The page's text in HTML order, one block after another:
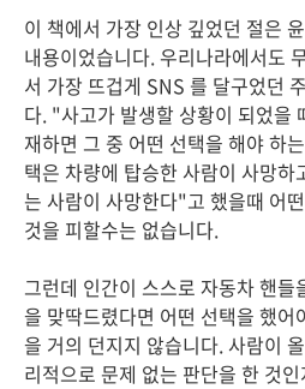
이 책에서 가장 인상 깊었던 절은
내용이었습니다. 우리나라에서도
서 가장 뜨겁게 SNS 를 달구었던
다. "사고가 발생할 상황이 되었을
재하면 그 중 어떤 선택을 해야 하
택은 차량에 탑승한 사람이 사망하
는 사람이 사망한다"고 했을때 어
것을 피할수는 없습니다.
그런데 인간이 스스로 자동차 핸들
을 맞딱드렸다면 어떤 선택을 했어
을 거의 던지지 않습니다. 사람이
리적으로 문제 없는 판단을 한 것